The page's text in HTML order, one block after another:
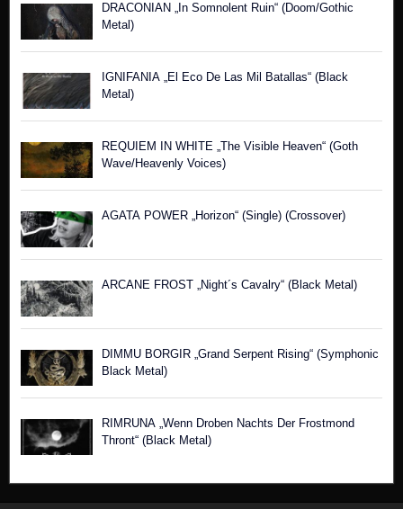
DRACONIAN „In Somnolent Ruin“ (Doom/Gothic
Metal)
IGNIFANIA „El Eco De Las Mil Batallas“ (Black
Metal)
REQUIEM IN WHITE „The Visible Heaven“ (Goth
Wave/Heavenly Voices)
AGATA POWER „Horizon“ (Single) (Crossover)
ARCANE FROST „Night´s Cavalry“ (Black Metal)
DIMMU BORGIR „Grand Serpent Rising“ (Symphonic
Black Metal)
RIMRUNA „Wenn Droben Nachts Der Frostmond
Thront“ (Black Metal)